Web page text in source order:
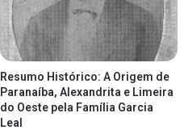
Resumo Histórico: A Origem de
Paranaíba, Alexandrita e Limeira
do Oeste pela Família Garcia
Leal